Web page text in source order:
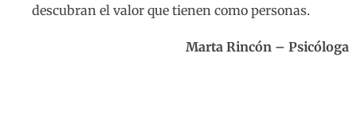
descubran el valor que tienen como personas.
Marta Rincón – Psicóloga